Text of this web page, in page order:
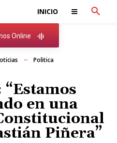
INICIO
Online
Politica
en una
Piñera”